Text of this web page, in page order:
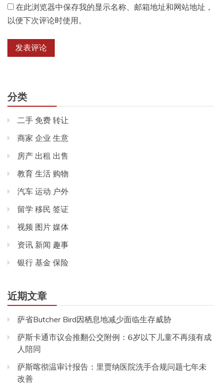
在此浏览器中保存我的显示名称、邮箱地址和网站地址，
以便下次评论时使用。
分类
二手 免费 转让
商家 企业 生意
房产 出租 出售
教育 生活 购物
汽车 运动 户外
留学 移民 签证
视频 图片 媒体
资讯 新闻 趣事
银行 基金 保险
近期文章
萨省Butcher Bird因栖息地减少面临生存威胁
萨斯卡通市议会推翻公交附例：6岁以下儿童不再须有成
人陪同
萨斯喀彻温审计报告：里贾纳医院洗手合规问题七年未
改善